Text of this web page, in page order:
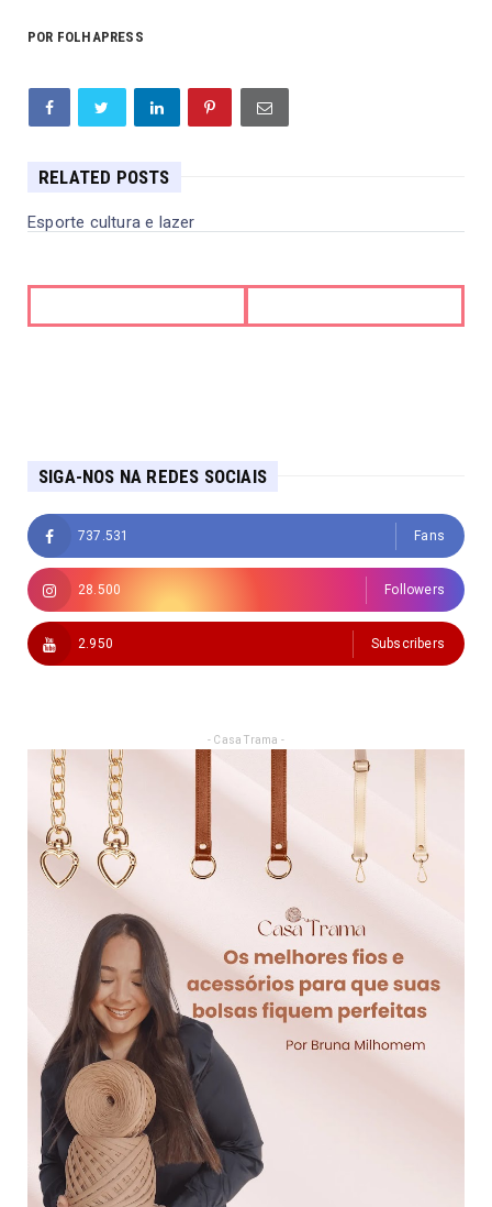
POR FOLHAPRESS
RELATED POSTS
Esporte cultura e lazer
SIGA-NOS NA REDES SOCIAIS
737.531 Fans
28.500 Followers
2.950 Subscribers
- Casa Trama -